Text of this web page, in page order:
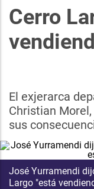
Cerro
El exjerarca
Christian
sus
José Yurramendi
Largo "está